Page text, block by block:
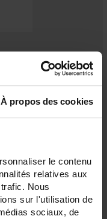
À propos des cookies
le contenu
relatives aux
Nous
sur l'utilisation de
sociaux, de
via PVC, FEP or SILICONE